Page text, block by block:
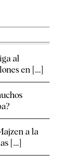
al
en [...]
a la
[...]